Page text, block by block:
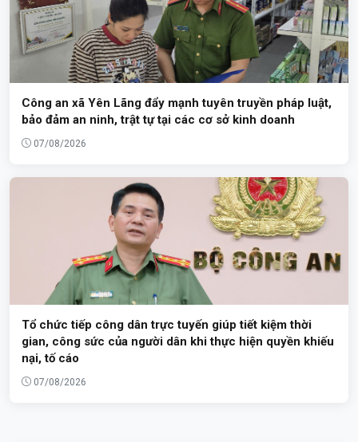
Công an xã Yên Lãng đẩy mạnh tuyên truyền pháp luật,
bảo đảm an ninh, trật tự tại các cơ sở kinh doanh
07/08/2026
Tổ chức tiếp công dân trực tuyến giúp tiết kiệm thời
gian, công sức của người dân khi thực hiện quyền khiếu
nại, tố cáo
07/08/2026